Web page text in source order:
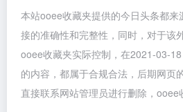
本站ooee收藏夹提供的今日头条都
接的准确性和完整性，同时，对于该
ooee收藏夹实际控制，在2021-03-
的内容，都属于合规合法，后期网页
直接联系网站管理员进行删除，ooee